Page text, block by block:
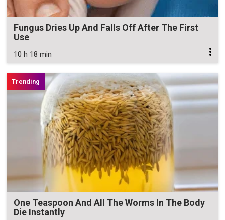
Fungus Dries Up And Falls Off After The First
Use
10 h 18 min
One Teaspoon And All The Worms In The Body
Die Instantly